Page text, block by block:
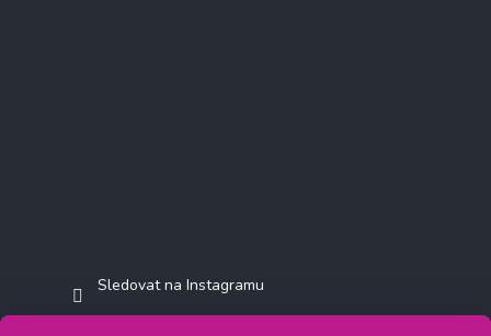
Sledovat na Instagramu